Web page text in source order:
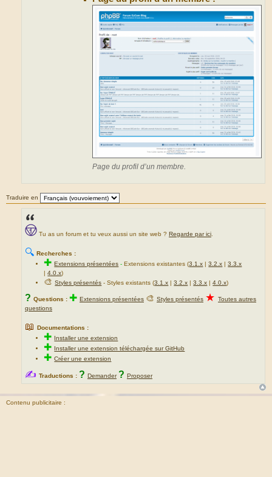
Page du profil d’un membre.
Traduire en
Tu as un forum et tu veux aussi un site web ? Regarde par ici
🔍 Recherches :
✚Extensions présentées -Extensions existantes (3.1.x |3.2.x |3.3.x
|4.0.x)
🎨Styles présentés - Styles existants (3.1.x |3.2.x |3.3.x |4.0.x)
? Questions : ✚ Extensions présentées 🎨 Styles présentés ★ Toutes autres
questions
📖 Documentations :
✚ Installer une extension
✚ Installer une extension téléchargée sur GitHub
✚Créer une extension
✍ Traductions : ? Demander ? Proposer
Contenu publicitaire :